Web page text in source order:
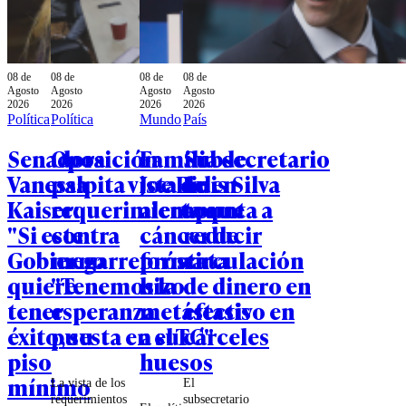
08 de
Agosto
2026
Política
Senadora
Vanessa
Kaiser:
"Si este
Gobierno
quiere
tener
éxito, su
piso
mínimo
08 de
Agosto
2026
Política
Oposición
palpita vista de
requerimientos
contra
megarreforma:
"Tenemos la
esperanza
puesta en el TC"
La vista de los
requerimientos
08 de
Agosto
2026
Mundo
Familia de
Joe Biden
alerta que
cáncer de
próstata
hizo
metástasis
a sus
huesos
08 de
Agosto
2026
País
Subsecretario
Luis Silva
apunta a
reducir
circulación
de dinero en
efectivo en
cárceles
El
subsecretario